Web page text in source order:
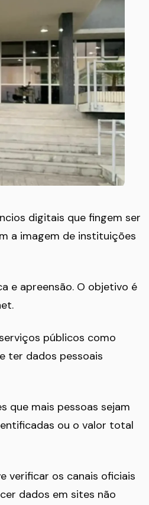
digitais que fingem ser
a imagem de instituições
e apreensão. O objetivo é
públicos como
ter dados pessoais
que mais pessoas sejam
ou o valor total
verificar os canais oficiais
dados em sites não